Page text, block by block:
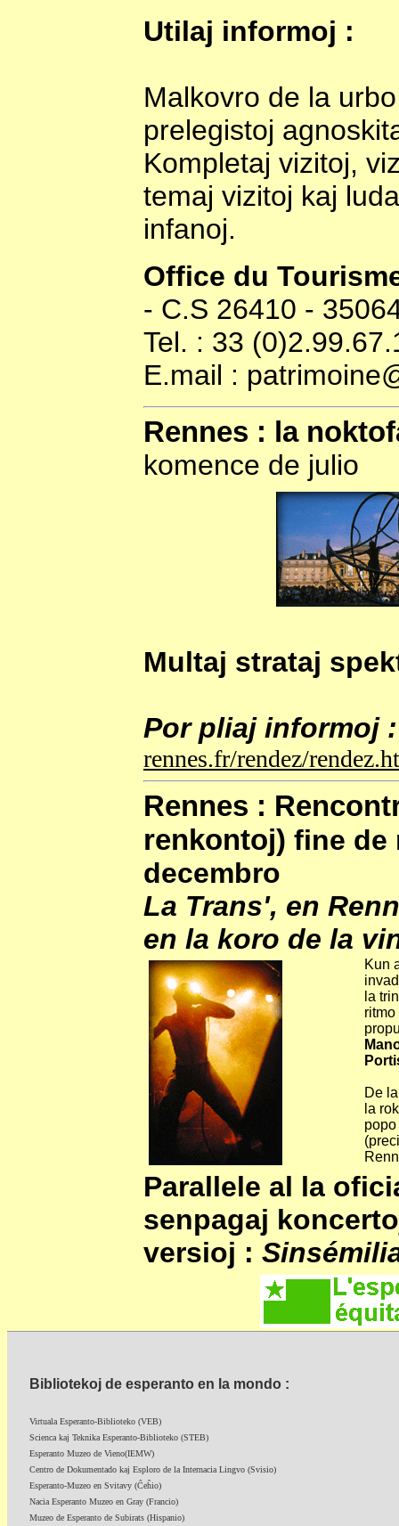
Utilaj informoj :
Malkovro de la
prelegistoj
Kompletaj vizitoj,
temaj vizitoj kaj
infanoj.
Office du
- C.S 26410 -
Tel. : 33
E.mail :
Rennes : la
komence de julio
Multaj strataj
Por pliaj informoj :
rennes.fr/rendez/
Rennes :
renkontoj) fine de
decembro
La Trans', en
en la koro de la
Kun
la
De
la
Parallele al la
senpagaj
versioj :
Bibliotekoj de esperanto en la mondo :
Virtuala Esperanto-Biblioteko (VEB)
Scienca kaj Teknika Esperanto-Biblioteko (STEB)
Esperanto Muzeo de Vieno(IEMW)
Centro de Dokumentado kaj Esploro de la Internacia Lingvo (Svisio)
Esperanto-Muzeo en Svitavy (Ĉeĥio)
Nacia Esperanto Muzeo en Gray (Francio)
Muzeo de Esperanto de Subirats (Hispanio)